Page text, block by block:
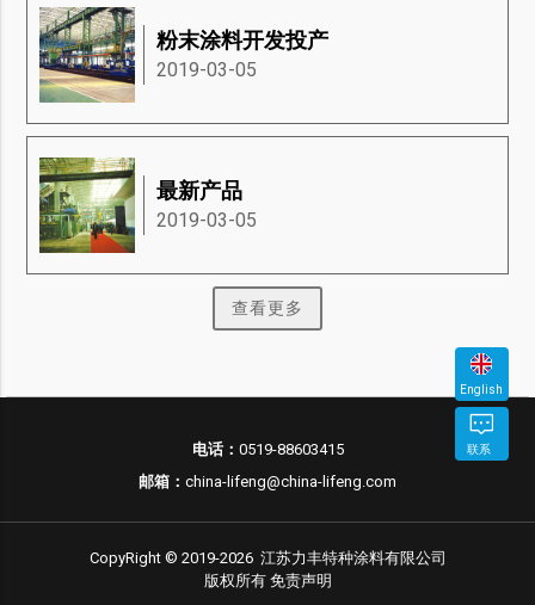
粉末涂料开发投产
2019-03-05
最新产品
2019-03-05
查看更多
电话： 0519-88603415
邮箱： china-lifeng@china-lifeng.com
CopyRight © 2019-2026 江苏力丰特种涂料有限公司
版权所有 免责声明
English
联系